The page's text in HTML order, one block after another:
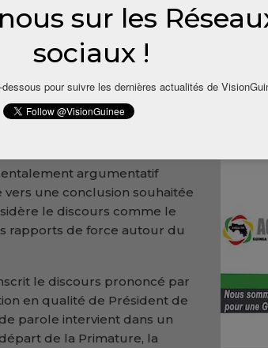
d’étude privilégié de
la linguistique, la sociologie
comme un exercice
mis sur la légitimation et la
argumentatif
une conclusion souhaitée
le discours comme le
rapports de force autour du
le discours prononcé par
en qualité de Président de
parole intervient dans un
de la Primature, la
sur les
sociaux !
pour suivre les dernières actualités de